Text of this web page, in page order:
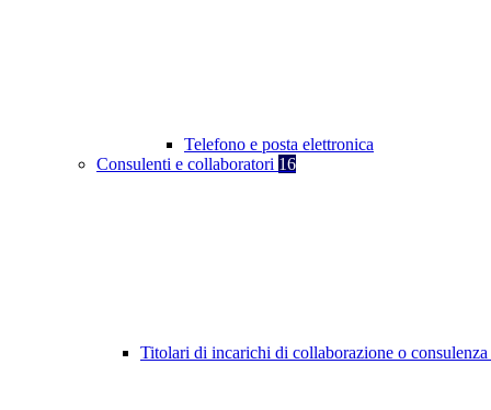
Telefono e posta elettronica
Consulenti e collaboratori 16
Titolari di incarichi di collaborazione o consulenza